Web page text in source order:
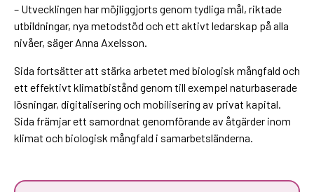
– Utvecklingen har möjliggjorts genom tydliga mål, riktade
utbildningar, nya metodstöd och ett aktivt ledarskap på alla
nivåer, säger Anna Axelsson.
Sida fortsätter att stärka arbetet med biologisk mångfald och
ett effektivt klimatbistånd genom till exempel naturbaserade
lösningar, digitalisering och mobilisering av privat kapital.
Sida främjar ett samordnat genomförande av åtgärder inom
klimat och biologisk mångfald i samarbetsländerna.